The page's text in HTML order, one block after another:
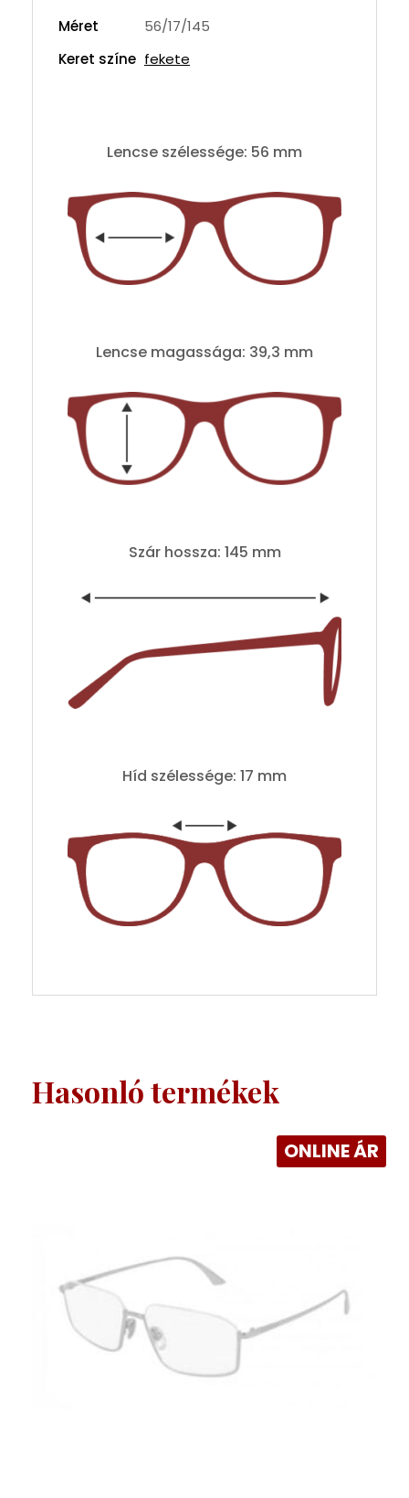
Méret
56/17/145
Keret színe fekete
Lencse szélessége: 56 mm
Lencse magassága: 39,3 mm
Szár hossza: 145 mm
Híd szélessége: 17 mm
Hasonló termékek
ONLINE ÁR